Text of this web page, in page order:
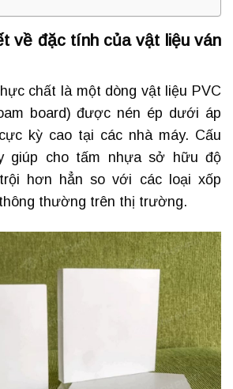
về đặc tính của vật liệu ván
chất là một dòng vật liệu PVC
board) được nén ép dưới áp
kỳ cao tại các nhà máy. Cấu
giúp cho tấm nhựa sở hữu độ
hơn hẳn so với các loại xốp
thường trên thị trường.